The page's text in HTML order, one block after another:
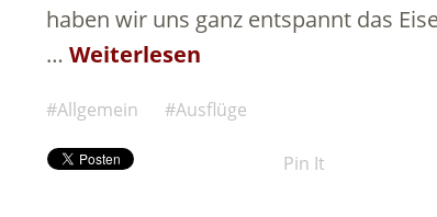
haben wir uns ganz entspannt das
… Weiterlesen
Allgemein Ausflüge
Pin It